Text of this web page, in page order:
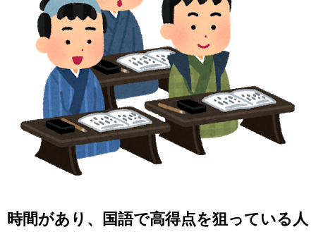
時間があり、国語で高得点を狙っている人